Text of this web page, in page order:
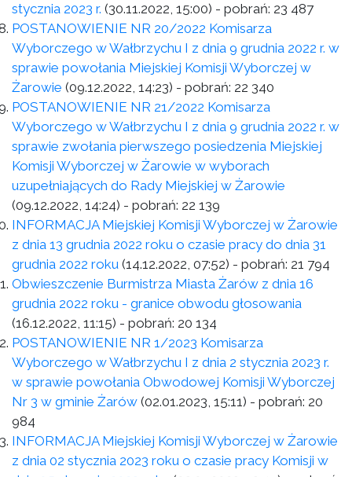
stycznia 2023 r. (30.11.2022, 15:00) - pobrań: 23 487
POSTANOWIENIE NR 20/2022 Komisarza
Wyborczego w Wałbrzychu I z dnia 9 grudnia 2022 r. w
sprawie powołania Miejskiej Komisji Wyborczej w
Żarowie (09.12.2022, 14:23) - pobrań: 22 340
POSTANOWIENIE NR 21/2022 Komisarza
Wyborczego w Wałbrzychu I z dnia 9 grudnia 2022 r. w
sprawie zwołania pierwszego posiedzenia Miejskiej
Komisji Wyborczej w Żarowie w wyborach
uzupełniających do Rady Miejskiej w Żarowie
(09.12.2022, 14:24) - pobrań: 22 139
INFORMACJA Miejskiej Komisji Wyborczej w Żarowie
z dnia 13 grudnia 2022 roku o czasie pracy do dnia 31
grudnia 2022 roku (14.12.2022, 07:52) - pobrań: 21 794
Obwieszczenie Burmistrza Miasta Żarów z dnia 16
grudnia 2022 roku - granice obwodu głosowania
(16.12.2022, 11:15) - pobrań: 20 134
POSTANOWIENIE NR 1/2023 Komisarza
Wyborczego w Wałbrzychu I z dnia 2 stycznia 2023 r.
w sprawie powołania Obwodowej Komisji Wyborczej
Nr 3 w gminie Żarów (02.01.2023, 15:11) - pobrań: 20
984
INFORMACJA Miejskiej Komisji Wyborczej w Żarowie
z dnia 02 stycznia 2023 roku o czasie pracy Komisji w